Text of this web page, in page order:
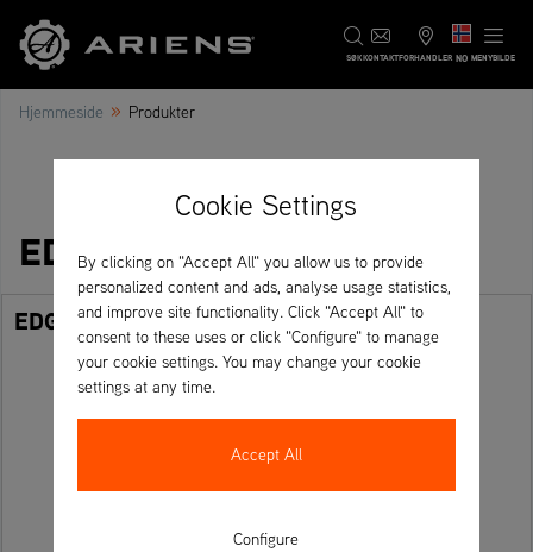
SØKKONTAKTFORHANDLER NO MENYBILDE
Hjemmeside » Produkter
EDGE serien
EDGE 34
Cookie Settings
By clicking on "Accept All" you allow us to provide
personalized content and ads, analyse usage statistics,
and improve site functionality. Click "Accept All" to
consent to these uses or click "Configure" to manage
your cookie settings. You may change your cookie
settings at any time.
Accept All
Configure